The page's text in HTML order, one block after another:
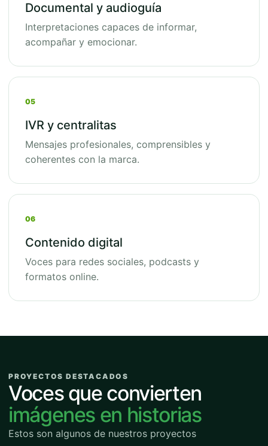
Documental y audioguía
Interpretaciones capaces de informar,
acompañar y emocionar.
05
IVR y centralitas
Mensajes profesionales, comprensibles y
coherentes con la marca.
06
Contenido digital
Voces para redes sociales, podcasts y
formatos online.
PROYECTOS DESTACADOS
Voces que convierten
imágenes en historias
Estos son algunos de nuestros proyectos